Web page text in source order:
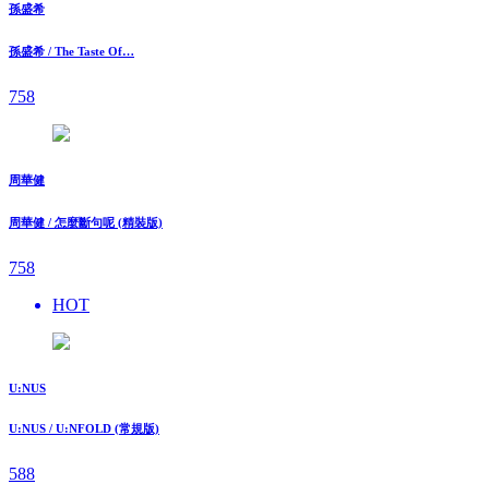
孫盛希
孫盛希 / The Taste Of…
758
周華健
周華健 / 怎麼斷句呢 (精裝版)
758
HOT
U:NUS
U:NUS / U:NFOLD (常規版)
588